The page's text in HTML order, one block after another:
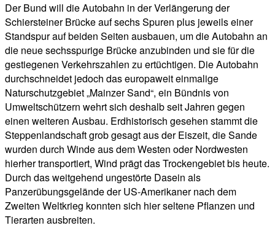
Der Bund will die Autobahn in der Verlängerung der
Schiersteiner Brücke auf sechs Spuren plus jeweils einer
Standspur auf beiden Seiten ausbauen, um die Autobahn an
die neue sechsspurige Brücke anzubinden und sie für die
gestiegenen Verkehrszahlen zu ertüchtigen. Die Autobahn
durchschneidet jedoch das europaweit einmalige
Naturschutzgebiet „Mainzer Sand“, ein Bündnis von
Umweltschützern wehrt sich deshalb seit Jahren gegen
einen weiteren Ausbau. Erdhistorisch gesehen stammt die
Steppenlandschaft grob gesagt aus der Eiszeit, die Sande
wurden durch Winde aus dem Westen oder Nordwesten
hierher transportiert, Wind prägt das Trockengebiet bis heute.
Durch das weitgehend ungestörte Dasein als
Panzerübungsgelände der US-Amerikaner nach dem
Zweiten Weltkrieg konnten sich hier seltene Pflanzen und
Tierarten ausbreiten.